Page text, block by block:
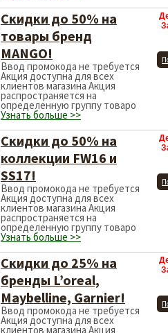
Скидки до 50% на
товары бренд
MANGO!
Ввод промокода не требуется
Акция доступна для всех
клиентов магазина Акция
распространяется на
определенную группу товаро
Узнать больше >>
Скидки до 50% на
коллекции FW16 и
SS17!
Ввод промокода не требуется
Акция доступна для всех
клиентов магазина Акция
распространяется на
определенную группу товаро
Узнать больше >>
Скидки до 25% на
бренды L’oreal,
Maybelline, Garnier!
Ввод промокода не требуется
Акция доступна для всех
клиентов магазина Акция